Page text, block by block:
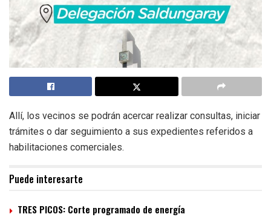
Allí, los vecinos se podrán acercar realizar consultas, iniciar
trámites o dar seguimiento a sus expedientes referidos a
habilitaciones comerciales.
Puede interesarte
TRES PICOS: Corte programado de energía